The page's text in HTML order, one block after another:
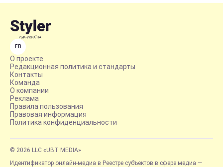
FB
О проекте
Редакционная политика и стандарты
Контакты
Команда
О компании
Реклама
Правила пользования
Правовая информация
Политика конфиденциальности
© 2026 LLC «UBT MEDIA»
Идентификатор онлайн-медиа в Реестре субъектов в сфере медиа —